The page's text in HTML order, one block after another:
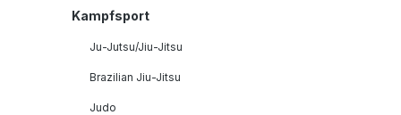
Kampfsport
Ju-Jutsu/Jiu-Jitsu
Brazilian Jiu-Jitsu
Judo